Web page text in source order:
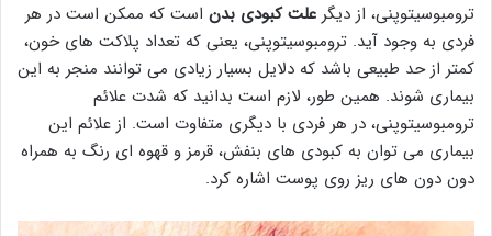
ترومبوسیتوپنی، از دیگر علت کبودی بدن است که ممکن است در هر
فردی به وجود آید. ترومبوسیتوپنی، یعنی که تعداد پلاکت های خون،
کمتر از حد طبیعی باشد که دلایل بسیار زیادی می توانند منجر به این
بیماری شوند. همین طور، لازم است بدانید که شدت علائم
ترومبوسیتوپنی، در هر فردی با دیگری متفاوت است. از علائم این
بیماری می توان به کبودی های بنفش، قرمز و قهوه ای رنگ به همراه
دون دون های ریز روی پوست اشاره کرد.